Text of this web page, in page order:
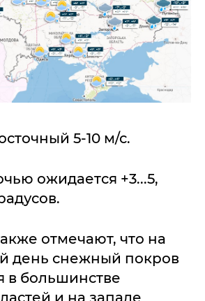
5-10 м/с.
ожидается +3...5,
отмечают, что на
день снежный покров
в большинстве